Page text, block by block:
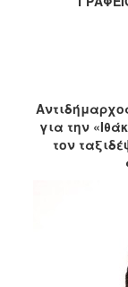
2013
2012
2011
για την
τον